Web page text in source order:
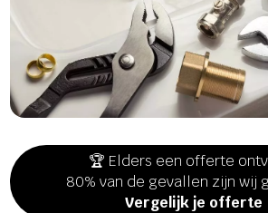
🏆 Elders een offerte
80% van de gevallen zijn wij
Vergelijk je offerte